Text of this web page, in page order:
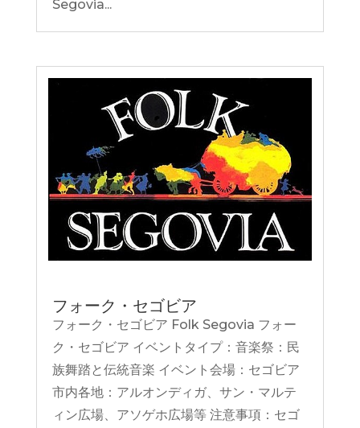
Segovia...
フォーク・セゴビア
フォーク・セゴビア Folk Segovia フォー
ク・セゴビア イベントタイプ：音楽祭：民
族舞踏と伝統音楽 イベント会場：セゴビア
市内各地：アルオンディガ、サン・マルテ
ィン広場、アソゲホ広場等 注意事項：セゴ